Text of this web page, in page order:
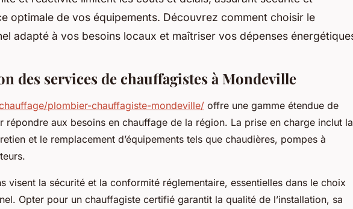
optimale de vos équipements. Découvrez comment choisir le
adapté à vos besoins locaux et maîtriser vos dépenses
des services de chauffagistes à Mondeville
plombier-chauffagiste-mondeville/ offre une gamme étendue de
répondre aux besoins en chauffage de la région. La prise en charge inclut la
et le remplacement d’équipements tels que chaudières, pompes à
visent la sécurité et la conformité réglementaire, essentielles dans le choix
Opter pour un chauffagiste certifié garantit la qualité de l’installation, sa